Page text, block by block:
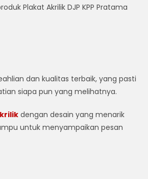
Plakat Akrilik DJP KPP Pratama
dan kualitas terbaik, yang pasti
siapa pun yang melihatnya.
dengan desain yang menarik
untuk menyampaikan pesan